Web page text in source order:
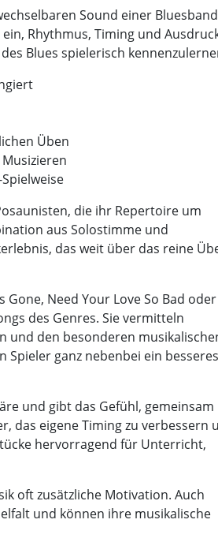
Sound einer Bluesband
Rhythmus, Timing und
Blues spielerisch
Üben
die ihr Repertoire um
aus Solostimme und
das weit über das reine
Need Your Love So Bad oder
des Genres. Sie vermitteln
und den besonderen
Spieler ganz nebenbei ein besseres
und gibt das Gefühl, gemeinsam
das eigene Timing zu verbessern
hervorragend für Unterricht,
oft zusätzliche Motivation. Auch
und können ihre musikalische